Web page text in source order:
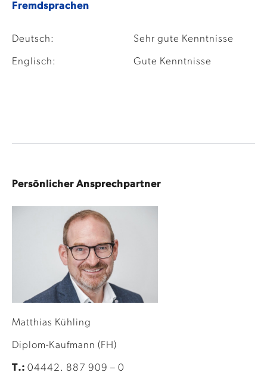
Fremdsprachen
Deutsch: Sehr gute Kenntnisse
Englisch: Gute Kenntnisse
Persönlicher Ansprechpartner
Matthias Kühling
Diplom-Kaufmann (FH)
T.: 04442. 887 909 – 0